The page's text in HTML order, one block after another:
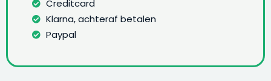
Creditcard
Klarna, achteraf betalen
Paypal